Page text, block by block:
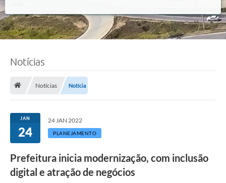
Notícias
Notícias Notícia
JAN
24
24 JAN 2022
PLANEJAMENTO
Prefeitura inicia modernização, com inclusão
digital e atração de negócios